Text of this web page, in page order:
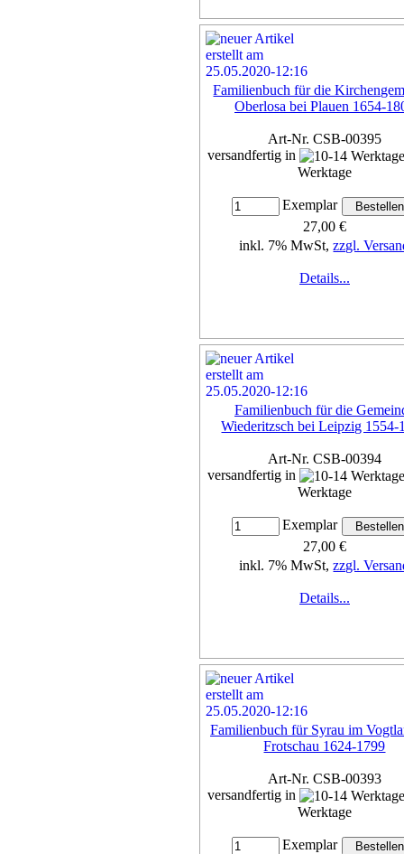
Familienbuch für die
Oberlosa bei Plauen 1654-
Art-Nr. CSB-00395
versandfertig in
Werktage
Exemplar
27,00 €
inkl. 7% MwSt,zzgl.
Details...
Familienbuch für die
Wiederitzsch bei Leipzig 1554-
Art-Nr. CSB-00394
versandfertig in
Werktage
Exemplar
27,00 €
inkl. 7% MwSt,zzgl.
Details...
Familienbuch für Syrau im
Frotschau 1624-1799
Art-Nr. CSB-00393
versandfertig in
Werktage
Exemplar